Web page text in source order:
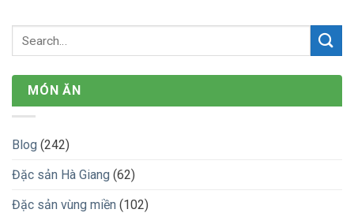
MÓN ĂN
Blog (242)
Đặc sản Hà Giang (62)
Đặc sản vùng miền (102)